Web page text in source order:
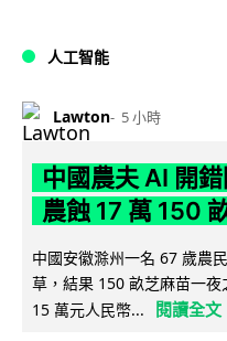
人工智能
Lawton 5 小時
中國農夫 AI 開
農蝕 17 萬 150
中國安徽滁州一名 67 歲農
草，結果 150 畝芝麻苗一
15 萬元人民幣...
閱讀全文